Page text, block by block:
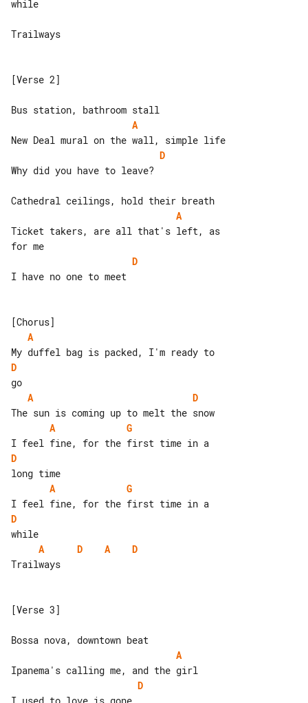
while
Trailways
[Verse 2]
A
D
Why did you have to leave?
A
Ticket takers, are all that's left, as
D
I have no one to meet
A
D
A
D
A
G
D
A
G
D
A
D A
D
Trailways
[Verse 3]
A
D